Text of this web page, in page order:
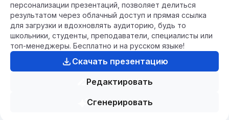
персонализации презентаций, позволяет делиться
результатом через облачный доступ и прямая ссылка
для загрузки и вдохновлять аудиторию, будь то
школьники, студенты, преподаватели, специалисты или
топ-менеджеры. Бесплатно и на русском языке!
Скачать презентацию
Редактировать
Сгенерировать